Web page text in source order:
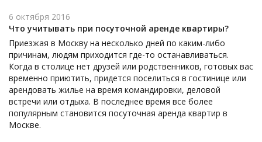
6 октября 2016
Что учитывать при посуточной аренде квартиры?
Приезжая в Москву на несколько дней по каким-либо
причинам, людям приходится где-то останавливаться.
Когда в столице нет друзей или родственников, готовых вас
временно приютить, придется поселиться в гостинице или
арендовать жилье на время командировки, деловой
встречи или отдыха. В последнее время все более
популярным становится посуточная аренда квартир в
Москве.